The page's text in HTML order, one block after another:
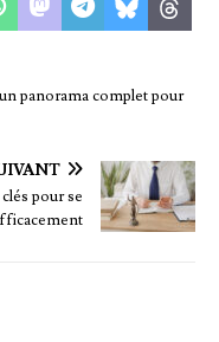
panorama complet pour
pour se